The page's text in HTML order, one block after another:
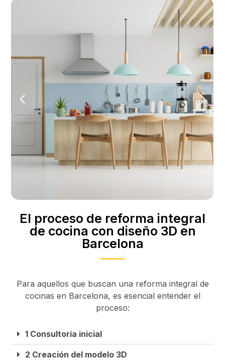
El proceso de reforma integral
de cocina con diseño 3D en
Barcelona
Para aquellos que buscan una reforma integral de
cocinas en Barcelona, es esencial entender el
proceso:
1 Consultoría inicial
2 Creación del modelo 3D